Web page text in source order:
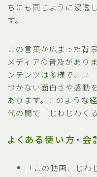
ちにも同じように浸透
す。
この言葉が広まった背
メディアの普及があり
ンテンツは多様で、ユ
づかない面白さや感動
あります。このような
代の間で「じわじわく
よくある使い方・会
「この動画、じ